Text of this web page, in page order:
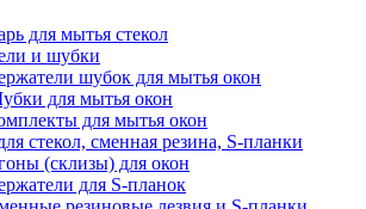
для мытья стекол
и шубки
шубок для мытья окон
для мытья окон
для мытья окон
стекол, сменная резина, S-планки
(склизы) для окон
для S-планок